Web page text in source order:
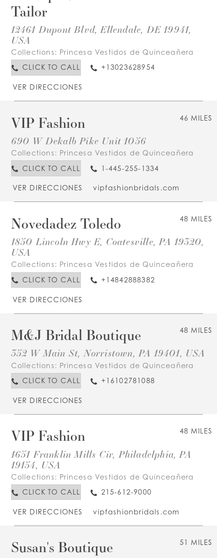
Tailor
12461 Dupont Blvd, Ellendale, DE 19941,
USA
Collections: Princesa Vestidos de Quinceañera
CLICK TO CALL
+13023628954
VER DIRECCIONES
46 MILES
VIP Fashion
690 W Dekalb Pike Unit 1056
Collections: Princesa Vestidos de Quinceañera
CLICK TO CALL
1-445-255-1334
VER DIRECCIONES vipfashionbridals.com
48 MILES
Novedadez Toledo
1850 Lincoln Hwy E, Coatesville, PA 19320,
USA
Collections: Princesa Vestidos de Quinceañera
CLICK TO CALL
+14842888382
VER DIRECCIONES
48 MILES
M&J Bridal Boutique
352 W Main St, Norristown, PA 19401, USA
Collections: Princesa Vestidos de Quinceañera
CLICK TO CALL
+16102781088
VER DIRECCIONES
48 MILES
VIP Fashion
1651 Franklin Mills Cir, Philadelphia, PA
19154, USA
Collections: Princesa Vestidos de Quinceañera
CLICK TO CALL
215-612-9000
VER DIRECCIONES vipfashionbridals.com
51 MILES
Susan's Boutique